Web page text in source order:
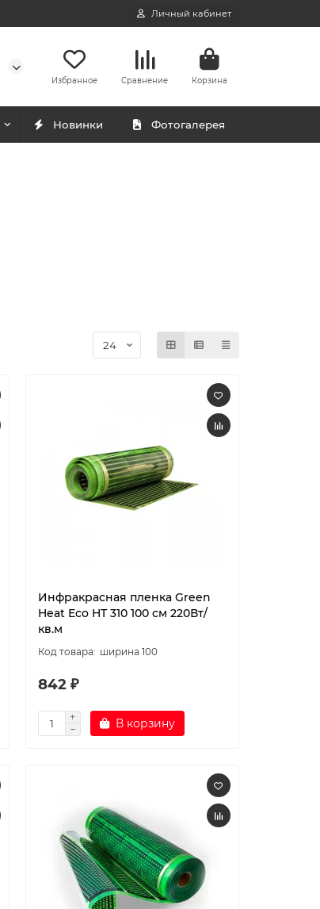
Личный кабинет
Избранное Сравнение Корзина
Новинки Фотогалерея
Инфракрасная пленка Green
Heat Eco HT 310 100 см 220Вт/
кв.м
ширина 100
842 ₽
В корзину